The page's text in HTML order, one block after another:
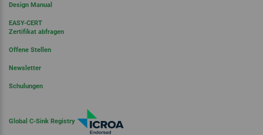
Design Manual
EASY-CERT
Zertifikat abfragen
Offene Stellen
Newsletter
Schulungen
Global C-Sink Registry